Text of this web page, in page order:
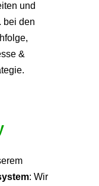
und
bei den
&
m
: Wir